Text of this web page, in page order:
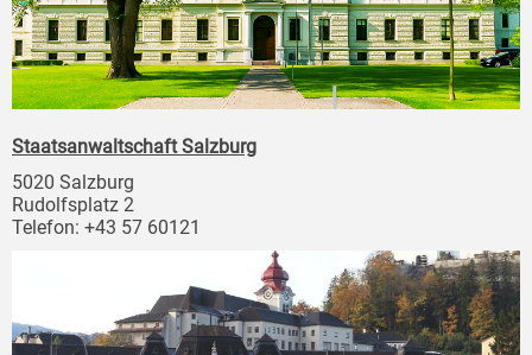
Staatsanwaltschaft Salzburg
5020 Salzburg
Rudolfsplatz 2
Telefon: +43 57 60121